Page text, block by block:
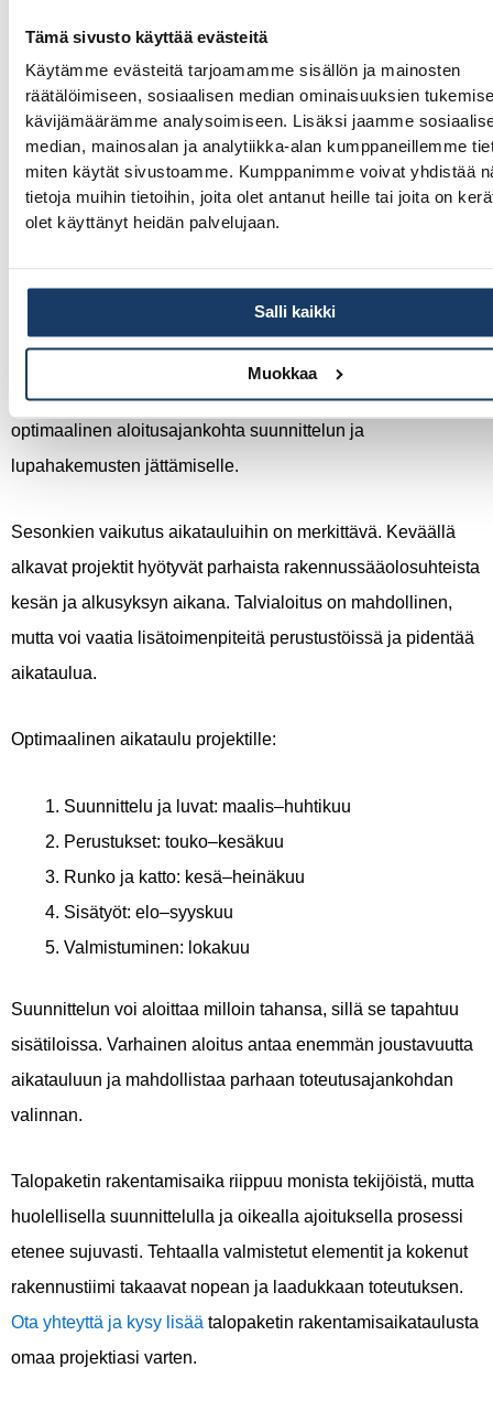
Tämä sivusto käyttää evästeitä
Käytämme evästeitä tarjoamamme sisällön ja mainosten
räätälöimiseen, sosiaalisen median ominaisuuksien
kävijämäärämme analysoimiseen. Lisäksi jaamme
median, mainosalan ja analytiikka-alan kumppaneillemme
miten käytät sivustoamme. Kumppanimme voivat yhdistää
tietoja muihin tietoihin, joita olet antanut heille tai joita on
olet käyttänyt heidän palvelujaan.
Salli kaikki
Muokkaa
Tutustu valmiiden talomallien pohjakuviinja näe, miten
tehokas suunnittelu nopeuttaa rakentamista.
Milloin on paras aika aloittaa talopaketin rakentaminen
Tampereella?
Paras aika aloittaa talopaketin rakentaminen Tampereella
huomioiden maaliskuun ja kesäkuun välinen aika on
optimaalinen aloitusajankohta suunnittelun ja
lupahakemusten jättämiselle.
Sesonkien vaikutus aikatauluihin on merkittävä. Keväällä
alkavat projektit hyötyvät parhaista rakennussääolosuhteista
kesän ja alkusyksyn aikana. Talvialoitus on mahdollinen,
mutta voi vaatia lisätoimenpiteitä perustustöissä ja pidentää
aikataulua.
Optimaalinen aikataulu projektille:
Suunnittelu ja luvat: maalis–huhtikuu
Perustukset: touko–kesäkuu
Runko ja katto: kesä–heinäkuu
Sisätyöt: elo–syyskuu
Valmistuminen: lokakuu
Suunnittelun voi aloittaa milloin tahansa, sillä se tapahtuu
sisätiloissa. Varhainen aloitus antaa enemmän joustavuutta
aikatauluun ja mahdollistaa parhaan toteutusajankohdan
valinnan.
Talopaketin rakentamisaika riippuu monista tekijöistä, mutta
huolellisella suunnittelulla ja oikealla ajoituksella prosessi
etenee sujuvasti. Tehtaalla valmistetut elementit ja kokenut
rakennustiimi takaavat nopean ja laadukkaan toteutuksen.
Ota yhteyttä ja kysy lisää talopaketin rakentamisaikataulusta
omaa projektiasi varten.